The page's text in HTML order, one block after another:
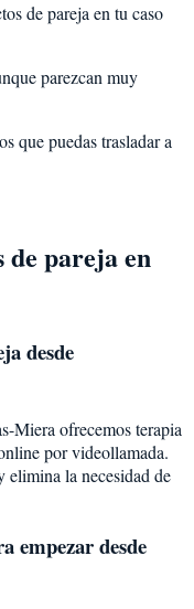
de pareja en tu caso
parezcan muy
que puedas trasladar a
de parejaen
desde
Miera ofrecemos terapia
por videollamada.
elimina la necesidad de
empezar desde